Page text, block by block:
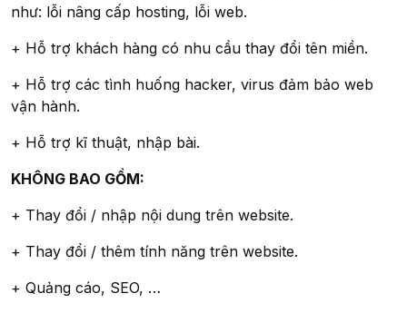
như: lỗi nâng cấp hosting, lỗi web.
+ Hỗ trợ khách hàng có nhu cầu thay đổi tên miền.
+ Hỗ trợ các tình huống hacker, virus đảm bảo web
vận hành.
+ Hỗ trợ kĩ thuật, nhập bài.
KHÔNG BAO GỒM:
+ Thay đổi / nhập nội dung trên website.
+ Thay đổi / thêm tính năng trên website.
+ Quảng cáo, SEO, …